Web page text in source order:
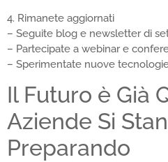
4. Rimanete aggiornati
– Seguite blog e newsletter di
– Partecipate a webinar e
– Sperimentate nuove
Il Futuro è Già
Aziende Si
Preparando